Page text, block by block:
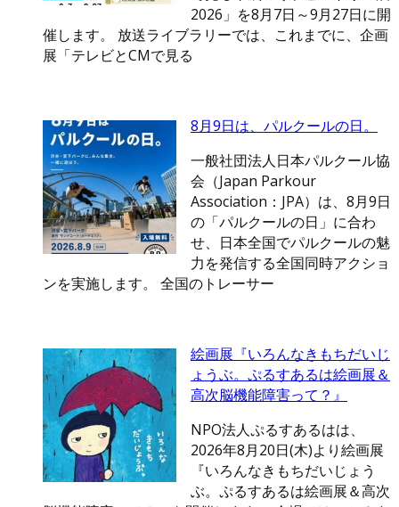
2026」を8月7日～9月27日に開
催します。 放送ライブラリーでは、これまでに、企画
展「テレビとCMで見る
8月9日は、パルクールの日。
一般社団法人日本パルクール協
会（Japan Parkour
Association：JPA）は、8月9日
の「パルクールの日」に合わ
せ、日本全国でパルクールの魅
力を発信する全国同時アクショ
ンを実施します。 全国のトレーサー
絵画展『いろんなきもちだいじ
ょうぶ。ぷるすあるは絵画展＆
高次脳機能障害って？』
NPO法人ぷるすあるはは、
2026年8月20日(木)より絵画展
『いろんなきもちだいじょう
ぶ。ぷるすあるは絵画展＆高次